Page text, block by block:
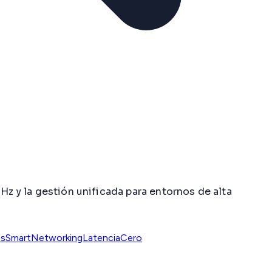
y la gestión unificada para entornos de alta
SmartNetworkingLatenciaCero